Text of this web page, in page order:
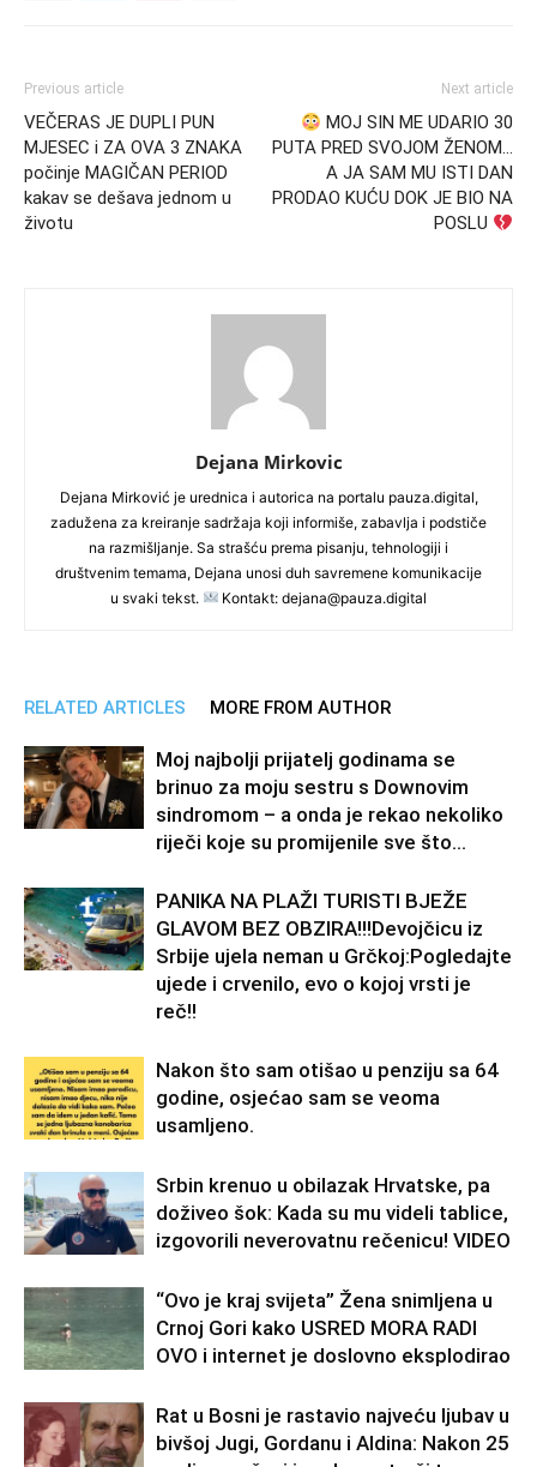
Previous article
VEČERAS JE DUPLI PUN
MJESEC i ZA OVA 3 ZNAKA
počinje MAGIČAN PERIOD
kakav se dešava jednom u
životu
Next article
MOJ SIN ME UDARIO 30
PUTA PRED SVOJOM ŽENOM…
A JA SAM MU ISTI DAN
PRODAO KUĆU DOK JE BIO NA
POSLU
Dejana Mirkovic
Dejana Mirković je urednica i autorica na portalu pauza.digital,
zadužena za kreiranje sadržaja koji informiše, zabavlja i podstiče
na razmišljanje. Sa strašću prema pisanju, tehnologiji i
društvenim temama, Dejana unosi duh savremene komunikacije
u svaki tekst.
Kontakt: dejana@pauza.digital
RELATED ARTICLES MORE FROM AUTHOR
Moj najbolji prijatelj godinama se
brinuo za moju sestru s Downovim
sindromom – a onda je rekao nekoliko
riječi koje su promijenile sve što...
PANIKA NA PLAŽI TURISTI BJEŽE
GLAVOM BEZ OBZIRA!!!Devojčicu iz
Srbije ujela neman u Grčkoj:Pogledajte
ujede i crvenilo, evo o kojoj vrsti je
reč!!
Nakon što sam otišao u penziju sa 64
godine, osjećao sam se veoma
usamljeno.
Srbin krenuo u obilazak Hrvatske, pa
doživeo šok: Kada su mu videli tablice,
izgovorili neverovatnu rečenicu! VIDEO
“Ovo je kraj svijeta” Žena snimljena u
Crnoj Gori kako USRED MORA RADI
OVO i internet je doslovno eksplodirao
Rat u Bosni je rastavio najveću ljubav u
bivšoj Jugi, Gordanu i Aldina: Nakon 25